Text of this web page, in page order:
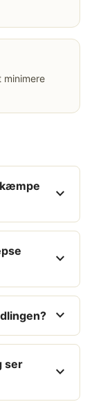
minimere
expand_more
expand_more
expand_more
ser
expand_more